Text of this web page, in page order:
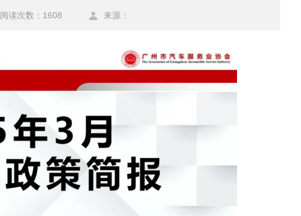
阅读次数：1608 来源：